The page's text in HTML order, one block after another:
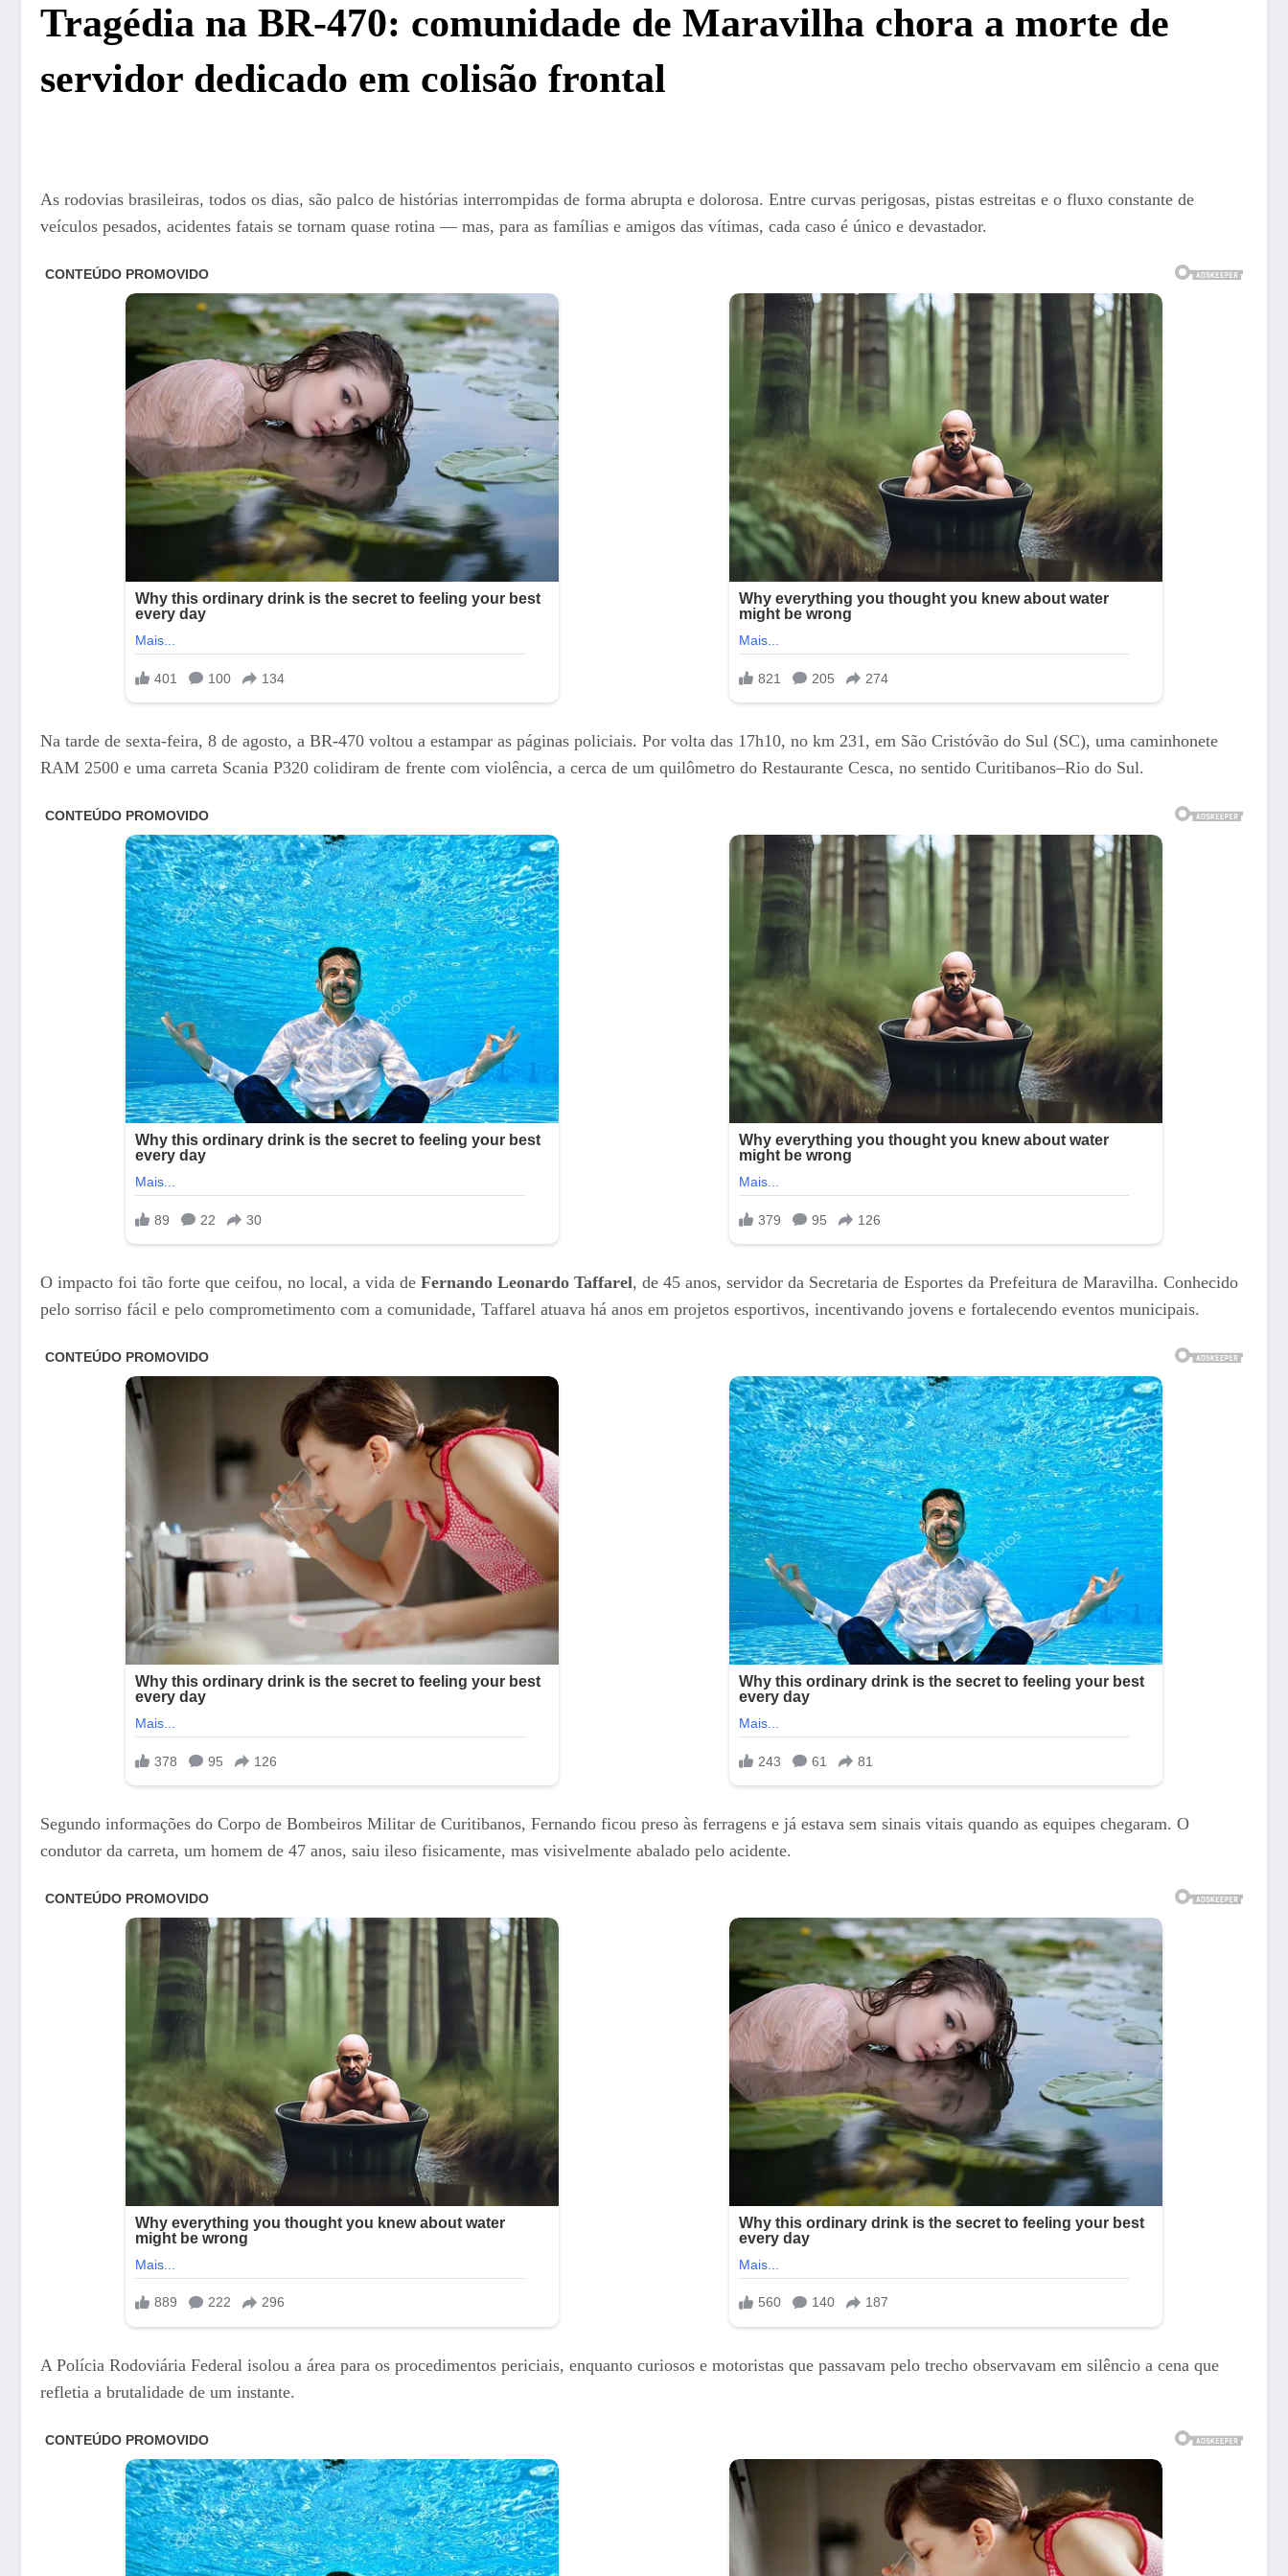
Tragédia na BR-470: comunidade de Maravilha chora a morte de
servidor dedicado em colisão frontal
As rodovias brasileiras, todos os dias, são palco de histórias interrompidas de forma abrupta e dolorosa. Entre curvas perigosas, pistas estreitas e o fluxo constante de
veículos pesados, acidentes fatais se tornam quase rotina — mas, para as famílias e amigos das vítimas, cada caso é único e devastador.
Na tarde de sexta-feira, 8 de agosto, a BR-470 voltou a estampar as páginas policiais. Por volta das 17h10, no km 231, em São Cristóvão do Sul (SC), uma caminhonete
RAM 2500 e uma carreta Scania P320 colidiram de frente com violência, a cerca de um quilômetro do Restaurante Cesca, no sentido Curitibanos–Rio do Sul.
O impacto foi tão forte que ceifou, no local, a vida de Fernando Leonardo Taffarel, de 45 anos, servidor da Secretaria de Esportes da Prefeitura de Maravilha. Conhecido
pelo sorriso fácil e pelo comprometimento com a comunidade, Taffarel atuava há anos em projetos esportivos, incentivando jovens e fortalecendo eventos municipais.
Segundo informações do Corpo de Bombeiros Militar de Curitibanos, Fernando ficou preso às ferragens e já estava sem sinais vitais quando as equipes chegaram. O
condutor da carreta, um homem de 47 anos, saiu ileso fisicamente, mas visivelmente abalado pelo acidente.
A Polícia Rodoviária Federal isolou a área para os procedimentos periciais, enquanto curiosos e motoristas que passavam pelo trecho observavam em silêncio a cena que
refletia a brutalidade de um instante.